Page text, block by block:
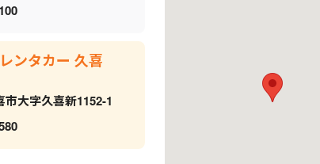
ンタカー 久喜
市大字久喜新1152-1